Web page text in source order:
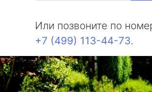
Или позвоните по
+7 (499) 113-44-73.